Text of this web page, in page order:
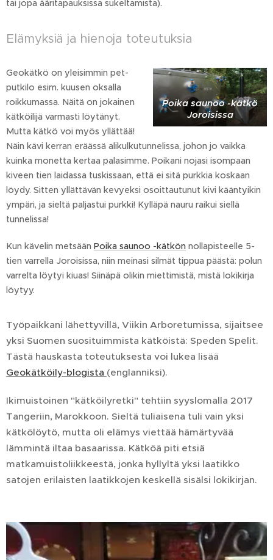
tai jopa ääritapauksissa sukeltamista).
Elämyksiä ja hienoja toteutuksia
Poika saunoo -kätkö
Joroisissa
Geokätkö on yleisimmin pet-
putkilo esim. kuusen oksalla
roikkumassa. Näitä on jokainen
kätköilijä varmasti löytänyt.
Mutta kätkö voi myös yllättää!
Näin kävi kerran eräässä alikulkutunnelissa, johon jo vaikka
kuinka monetta kertaa palasimme. Poikani nojasi isompaan
kiveen tien laidassa tuskissaan, että ei sitä purkkia koskaan
löydy. Sitten yllättävän kevyeksi osoittautunut kivi kääntyikin
ympäri, ja sieltä paljastui purkki! Kylläpä nauru raikui siellä
tunnelissa!
Kun kävelin metsään Poika saunoo -kätkön nollapisteelle 5-
tien varrella Joroisissa, niin meinasi silmät tippua päästä: polun
varrelta löytyi kiuas! Siinäpä olikin miettimistä, mistä lokikirja
löytyy.
Työpaikkani lähettyvillä, Viikin Arboretumissa, sijaitsee
yksi Suomen suosituimmista kätköistä: Speden Spelit.
Tästä hauskasta toteutuksesta voi lukea lisää
Geokätköily-blogista (englanniksi).
Ikimuistoinen "kätköilyretki" tehtiin syyslomalla 2017
Tangeriin, Marokkoon. Sieltä tuliaisena tuli vain yksi
kätkölöytö, mutta oli elämys viettää hämärtyvää
lämmintä iltaa basaarissa. Kätköä piti etsiä
matkamuistoliikkeestä, jonka hyllyltä yksi laatikko
satojen erilaisten laatikkojen keskellä sisälsi lokikirjan.